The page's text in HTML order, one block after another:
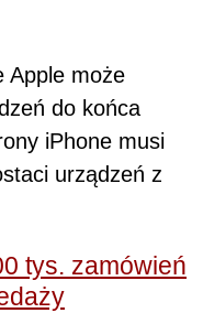
Apple może
do końca
iPhone musi
urządzeń z
tys. zamówień